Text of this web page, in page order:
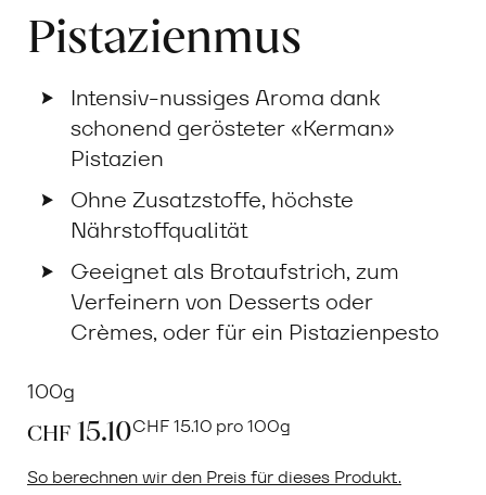
Pistazienmus
Intensiv-nussiges Aroma dank
schonend gerösteter «Kerman»
Pistazien
Ohne Zusatzstoffe, höchste
Nährstoffqualität
Geeignet als Brotaufstrich, zum
Verfeinern von Desserts oder
Crèmes, oder für ein Pistazienpesto
100g
CHF 15.10CHF15.10 pro 100g
So berechnen wir den Preis für dieses Produkt.